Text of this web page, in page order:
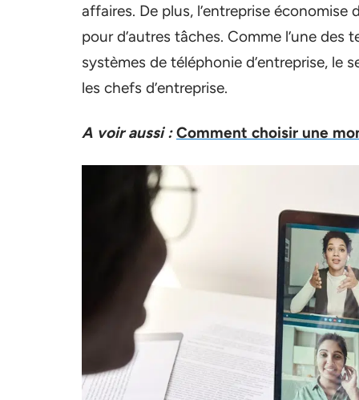
affaires. De plus, l’entreprise
pour d’autres tâches. Comme l’une
systèmes de téléphonie d’entreprise, le
les chefs d’entreprise.
A voir aussi : Comment choisir une